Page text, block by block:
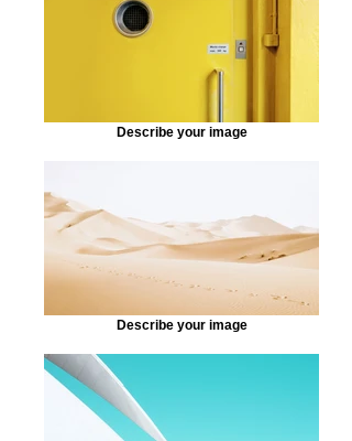
Describe your image
Describe your image